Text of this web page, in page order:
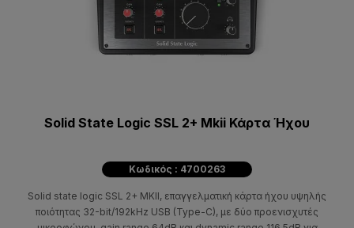
Solid State Logic SSL 2+ Mkii Κάρτα Ήχου
Κωδικός : 4700263
Solid state logic SSL 2+ MKII, επαγγελματική κάρτα ήχου υψηλής
ποιότητας 32-bit/192kHz USB (Type-C), με δύο προενισχυτές